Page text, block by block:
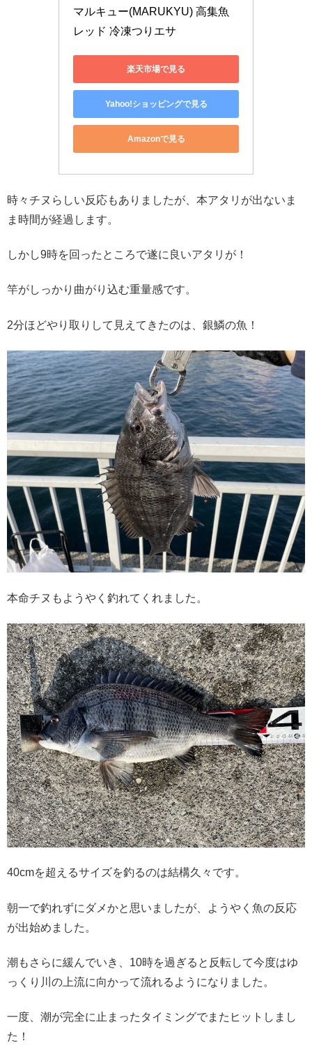
マルキュー(MARUKYU) 高集魚
レッド 冷凍つりエサ
楽天市場で見る
Yahoo!ショッピングで見る
Amazonで見る
時々チヌらしい反応もありましたが、本アタリが出ないま
ま時間が経過します。
しかし9時を回ったところで遂に良いアタリが！
竿がしっかり曲がり込む重量感です。
2分ほどやり取りして見えてきたのは、銀鱗の魚！
本命チヌもようやく釣れてくれました。
40cmを超えるサイズを釣るのは結構久々です。
朝一で釣れずにダメかと思いましたが、ようやく魚の反応
が出始めました。
潮もさらに緩んでいき、10時を過ぎると反転して今度はゆ
っくり川の上流に向かって流れるようになりました。
一度、潮が完全に止まったタイミングでまたヒットしまし
た！